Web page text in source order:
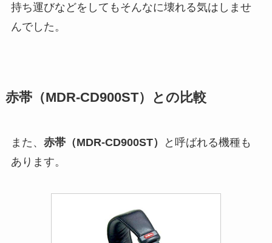
持ち運びなどをしてもそんなに壊れる気はしませ
んでした。
赤帯（MDR-CD900ST）との比較
また、 赤帯（MDR-CD900ST）
と呼ばれる機種も
あります。